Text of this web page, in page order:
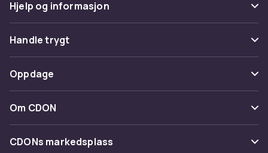
Hjelp og informasjon
Vanlige spørsmål
Spor pakke
Angre & returner her
Kontakt oss
Handle trygt
Betaling
Levering
Tilbakekallinger
Oppdage
Kategorier
Varemerker
Om CDON
Om oss
CDONs markedsplass